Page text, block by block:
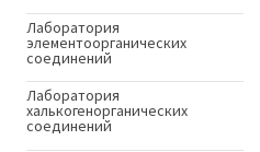
Лаборатория
элементоорганических
соединений
Лаборатория
халькогенорганических
соединений